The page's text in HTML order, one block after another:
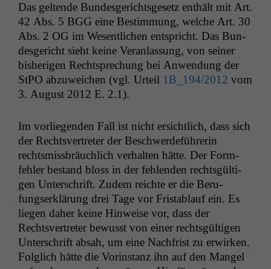
Das gel­tende Bun­des­gerichts­ge­setz enthält mit Art.
42 Abs. 5 BGG eine Bes­tim­mung, welche Art. 30
Abs. 2 OG im Wesentlichen entspricht. Das Bun­
des­gericht sieht keine Ver­an­las­sung, von sein­er
bish­eri­gen Recht­sprechung bei Anwen­dung der
StPO abzuwe­ichen (vgl. Urteil 1B_194/2012 vom
3. August 2012 E. 2.1).
Im vor­liegen­den Fall ist nicht ersichtlich, dass sich
der Rechtsvertreter der Beschw­erde­führerin
rechtsmiss­bräuch­lich ver­hal­ten hätte. Der Form­
fehler bestand bloss in der fehlen­den rechts­gülti­
gen Unter­schrift. Zudem reichte er die Beru­
fungserk­lärung drei Tage vor Fristablauf ein. Es
liegen daher keine Hin­weise vor, dass der
Rechtsvertreter bewusst von ein­er rechts­gülti­gen
Unter­schrift absah, um eine Nach­frist zu erwirken.
Fol­glich hätte die Vorin­stanz ihn auf den Man­gel